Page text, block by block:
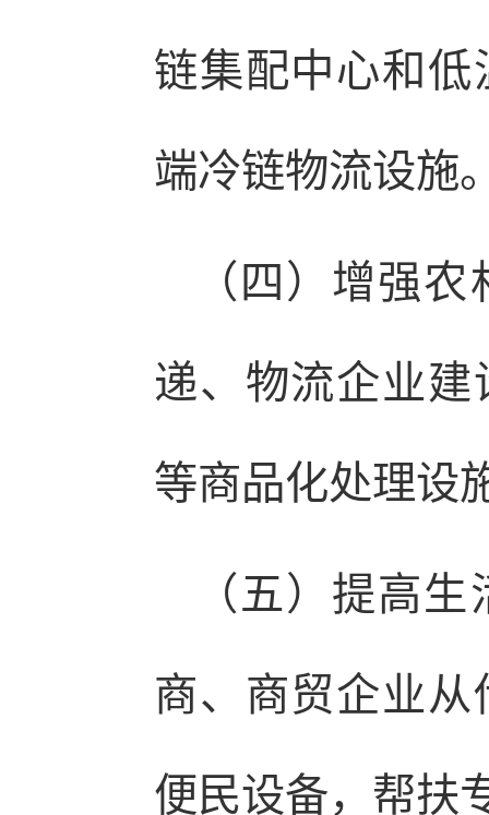
链集配中心和
端冷链物流设施
（四）增强
递、物流企业
等商品化处理设
（五）提高
商、商贸企业
便民设备，帮扶